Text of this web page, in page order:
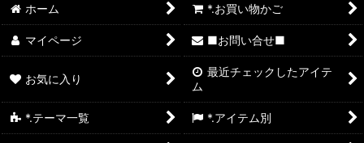
ホーム
*.お買い物かご
マイページ ■お問い合せ■
お気に入り
最近チェックしたアイテ
ム
*.テーマ一覧 *.アイテム別